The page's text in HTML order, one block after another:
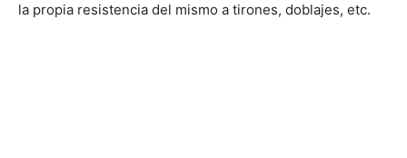
la propia resistencia del mismo a tirones, doblajes, etc.